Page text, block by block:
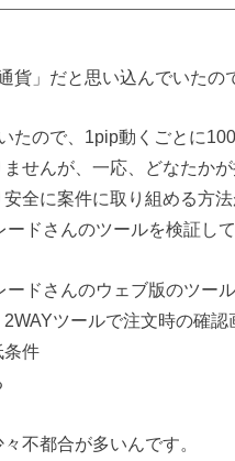
貨」だと思い込んでいたの
たので、1pip動くごとに
せんが、一応、どなたか
全に案件に取り組める方
ドさんのツールを検証して
ドさんのウェブ版のツー
ツールで注文時の確
条件
不都合が多いんです。